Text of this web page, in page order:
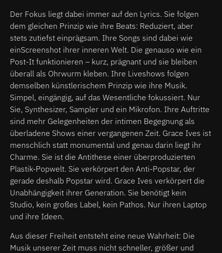
Der Fokus liegt dabei immer auf den Lyrics. Sie folgen
dem gleichen Prinzip wie ihre Beats: Reduziert, aber
stets zutiefst einprägsam. Ihre Songs sind dabei wie
einScreenshot ihrer inneren Welt. Die genauso wie ein
Post-It funktionieren – kurz, prägnant und sie bleiben
überall als Ohrwurm kleben. Ihre Liveshows folgen
demselben künstlerischem Prinzip wie ihre Musik.
Simpel, eingängig, auf das Wesentliche fokussiert. Nur
Sie, Synthesizer, Sampler und ein Mikrofon. Ihre Auftritte
sind mehr Gelegenheiten der intimen Begegnung als
überladene Shows einer vergangenen Zeit. Grace Ives ist
menschlich statt monumental und genau darin liegt ihr
Charme. Sie ist die Antithese einer überproduzierten
Plastik-Popwelt. Sie verkörpert den Anti-Popstar, der
gerade deshalb Popstar wird. Grace Ives verkörpert die
Unabhängigkeit ihrer Generation. Sie benötigt kein
Studio, kein großes Label, kein Pathos. Nur ihren Laptop
und ihre Ideen.
Aus dieser Freiheit entsteht eine neue Wahrheit: Die
Musik unserer Zeit muss nicht schneller, größer und